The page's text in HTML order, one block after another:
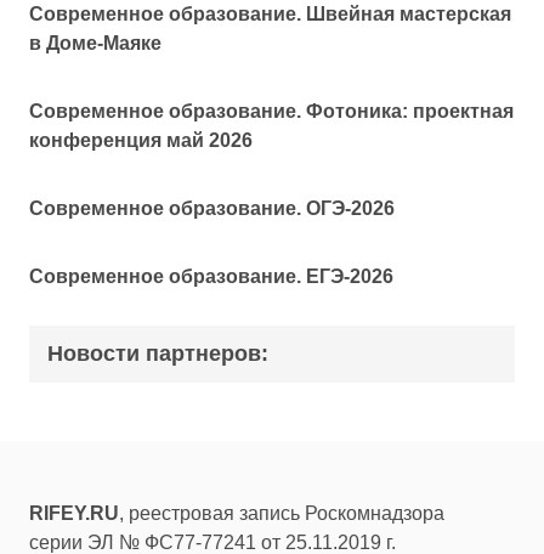
Современное образование. Швейная мастерская
в Доме-Маяке
Современное образование. Фотоника: проектная
конференция май 2026
Современное образование. ОГЭ-2026
Современное образование. ЕГЭ-2026
Новости партнеров:
RIFEY.RU, реестровая запись Роскомнадзора
серии ЭЛ № ФС77-77241 от 25.11.2019 г.